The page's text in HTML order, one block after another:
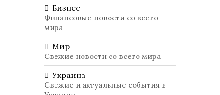
Бизнес
Финансовые новости со всего
мира
Мир
Свежие новости со всего мира
Украина
Свежие и актуальные события в